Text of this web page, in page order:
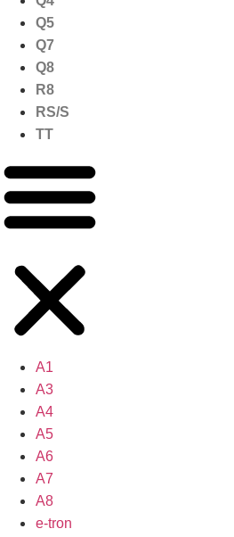
Q5
Q7
Q8
R8
RS/S
TT
A1
A3
A4
A5
A6
A7
A8
e-tron